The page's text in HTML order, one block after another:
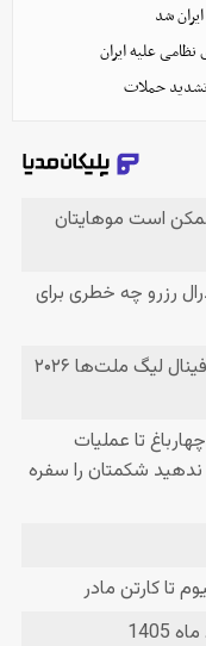
شد
علیه ایران
تشدید حملات